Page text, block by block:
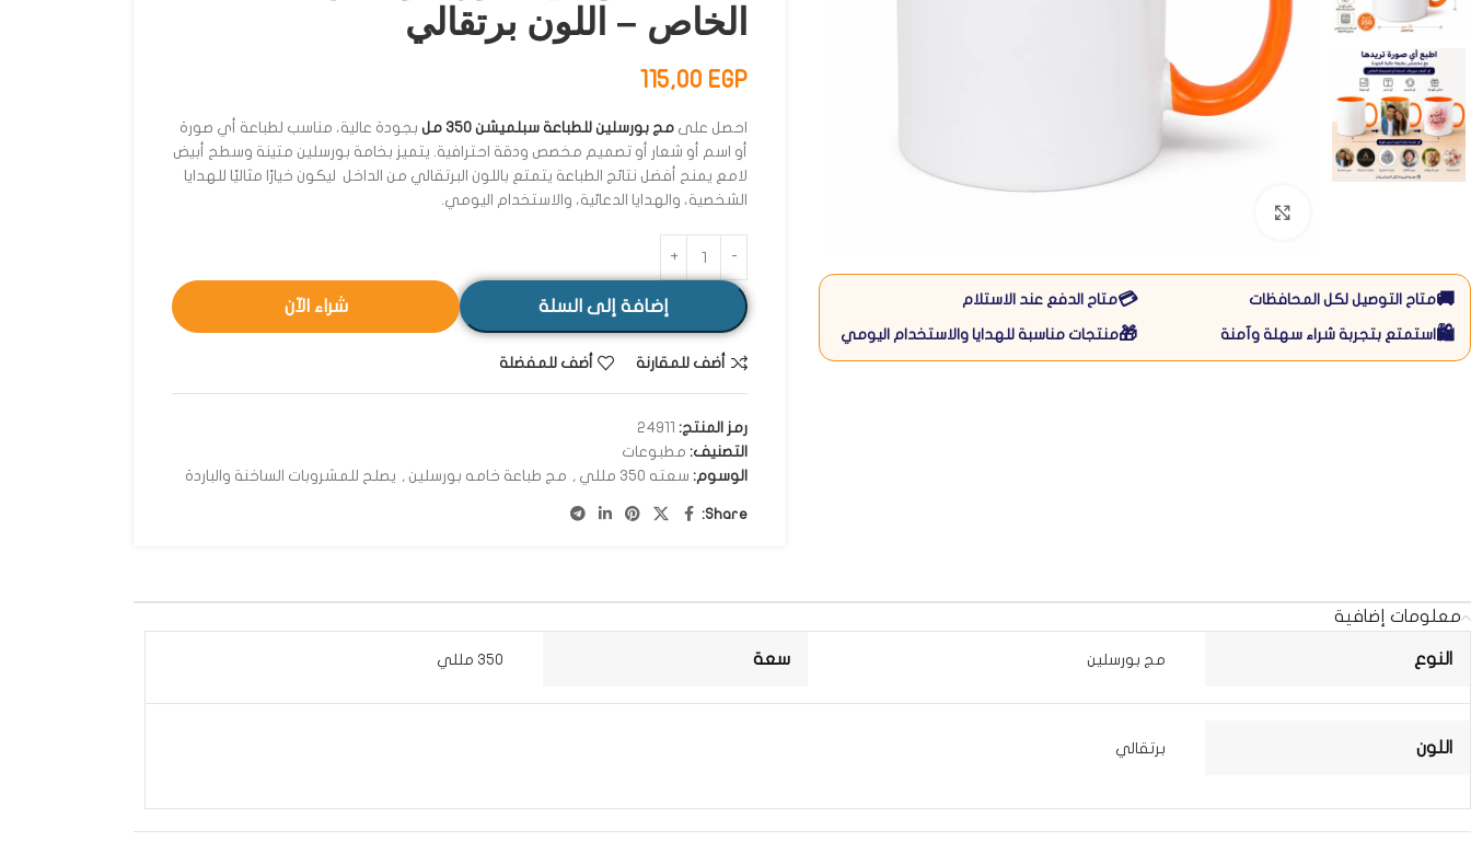
🚚متاح التوصيل لكل المحافظات 💳متاح الدفع عند الاستلام
🛍️ استمتع بتجربة شراء سهلة وآمنة 🎁منتجات مناسبة للهدايا والاستخدام اليومي
الخاص – اللون برتقالي
115,00 EGP
احصل على مج بورسلين للطباعة سبلميشن 350 مل
بجودة عالية، مناسب لطباعة أي صورة
أو اسم أو شعار أو تصميم مخصص ودقة احترافية. يتميز بخامة بورسلين متينة وسطح أبيض
لامع يمنح أفضل نتائج الطباعة يتمتع باللون البرتقالي من الداخل ليكون خيارًا مثاليًا للهدايا
الشخصية، والهدايا الدعائية، والاستخدام اليومي.
إضافة إلى السلة شراء الآن
أضف للمقارنة أضف للمفضلة
رمز المنتج: 24911
التصنيف: مطبوعات
الوسوم: سعته 350 مللي , مج طباعة خامه بورسلين , يصلح للمشروبات الساخنة والباردة
Share:
معلومات إضافية
النوع مج بورسلين سعة 350 مللي
اللون برتقالي